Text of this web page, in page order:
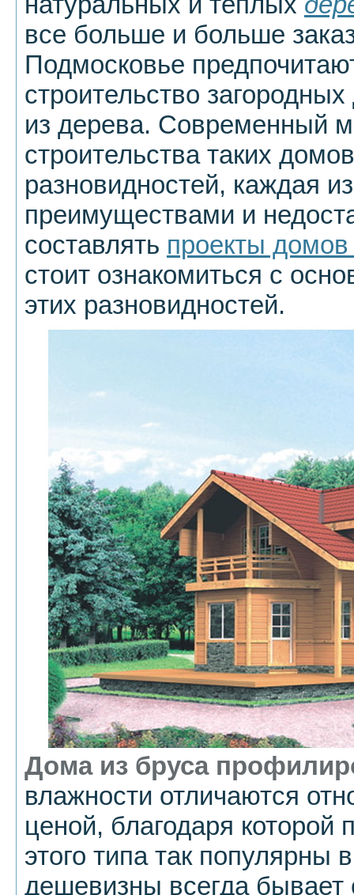
все больше и больше
Подмосковье
строительство
из дерева. Современный
строительства таких
разновидностей, каждая
преимуществами и
составлять проекты домов
стоит ознакомиться с
этих разновидностей.
Дома из бруса
влажности отличаются
ценой, благодаря которой
этого типа так популярны
дешевизны всегда бывает